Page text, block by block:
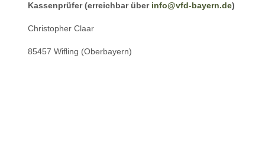
Kassenprüfer (erreichbar über info@vfd-bayern.de)
Christopher Claar
85457 Wifling (Oberbayern)